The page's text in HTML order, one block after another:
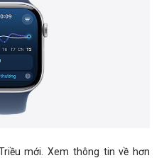
mới. Xem thông tin về hơn